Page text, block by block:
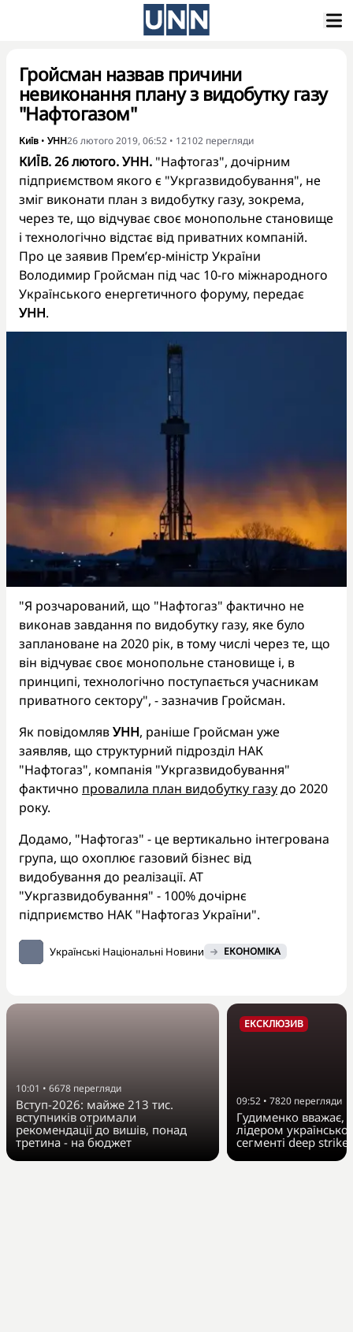
Гройсман назвав причини
невиконання плану з видобутку газу
"Нафтогазом"
Київ • УНН26 лютого 2019, 06:52 • 12102 перегляди
КИЇВ. 26 лютого. УНН. "Нафтогаз", дочірним
підприємством якого є "Укргазвидобування", не
зміг виконати план з видобутку газу, зокрема,
через те, що відчуває своє монопольне становище
і технологічно відстає від приватних компаній.
Про це заявив Прем’єр-міністр України
Володимир Гройсман під час 10-го міжнародного
Українського енергетичного форуму, передає
УНН.
"Я розчарований, що "Нафтогаз" фактично не
виконав завдання по видобутку газу, яке було
заплановане на 2020 рік, в тому числі через те, що
він відчуває своє монопольне становище і, в
принципі, технологічно поступається учасникам
приватного сектору", - зазначив Гройсман.
Як повідомлявУНН, раніше Гройсман уже
заявляв, що структурний підрозділ НАК
"Нафтогаз", компанія "Укргазвидобування"
фактично провалила план видобутку газудо 2020
року.
Додамо, "Нафтогаз" - це вертикально інтегрована
група, що охоплює газовий бізнес від
видобування до реалізації. АТ
"Укргазвидобування" - 100% дочірнє
підприємство НАК "Нафтогаз України".
Українські Національні Новини ЕКОНОМІКА
10:01 • 6678 перегляди
Вступ-2026: майже 213 тис.
вступників отримали
рекомендації до вишів, понад
третина - на бюджет
ЕКСКЛЮЗИВ
09:52 • 7820 перегляди
Гудименко вважає,
лідером
сегменті deep strike